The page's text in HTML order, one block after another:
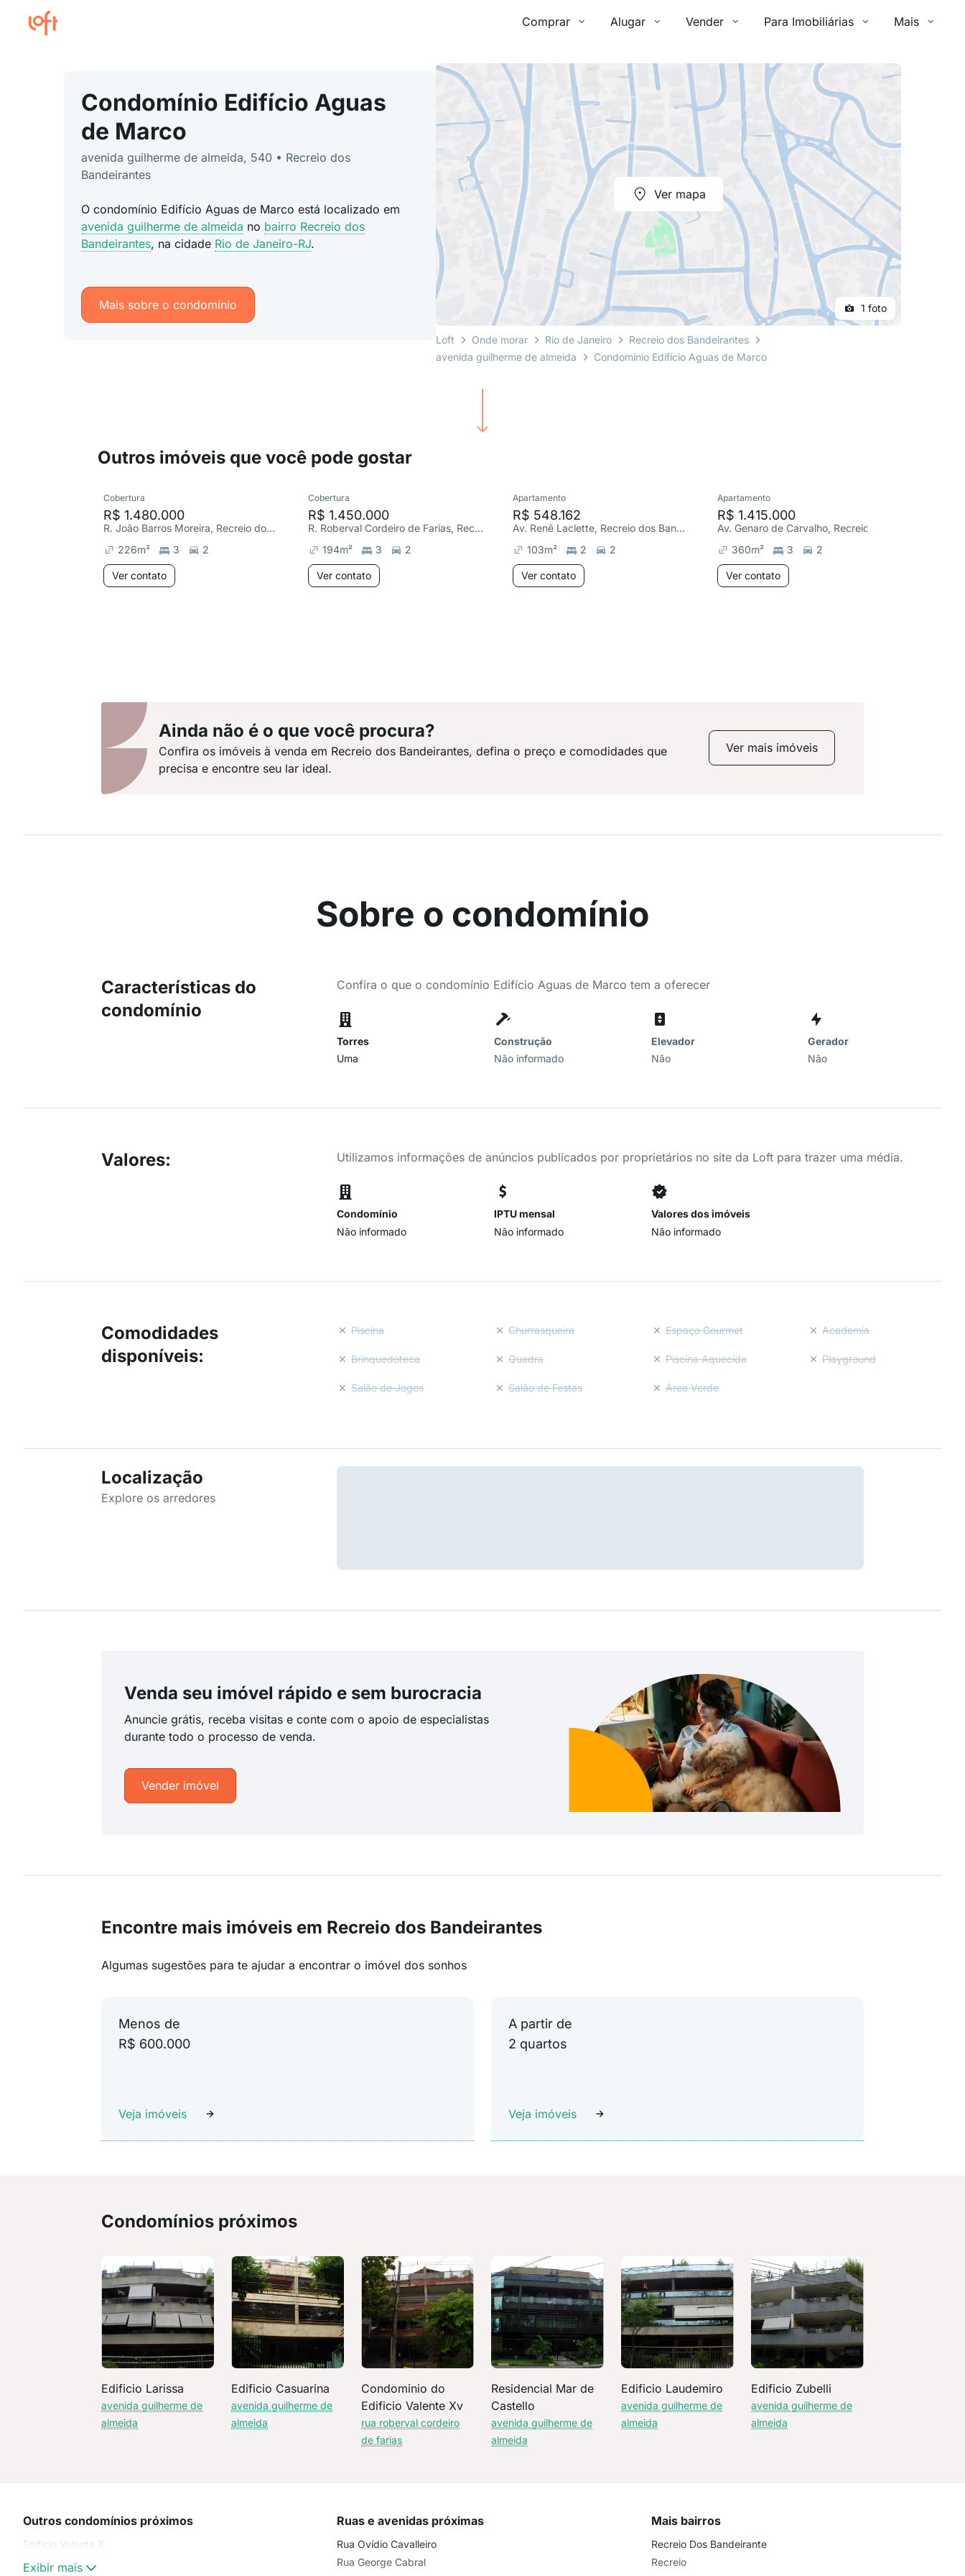
Comprar Alugar Vender Para Imobiliárias Mais
Condomínio Edifício Aguas
de Marco
avenida guilherme de almeida, 540 • Recreio dos
Bandeirantes
O condomínio Edifício Aguas de Marco está localizado em
avenida guilherme de almeida no bairro Recreio dos
Bandeirantes, na cidade Rio de Janeiro-RJ.
Mais sobre o condomínio
Ver mapa
1 foto
Loft Onde morar Rio de Janeiro
Recreio dos Bandeirantes
avenida guilherme de almeida
Condomínio Edifício Aguas de Marco
Outros imóveis que você pode gostar
Cobertura
R$ 1.480.000
R. João Barros Moreira, Recreio dos Bandeirantes
226m² 3 2
Ver contato
Cobertura
R$ 1.450.000
R. Roberval Cordeiro de Farias, Recreio dos Bandeirantes
194m² 3 2
Ver contato
Apartamento
R$ 548.162
Av. Renê Laclette, Recreio dos Bandeirantes
103m² 2 2
Ver contato
Apartamento
R$ 1.415.000
360m² 3 2
Ver contato
Ainda não é o que você procura?
Confira os imóveis à venda em Recreio dos Bandeirantes, defina o preço e comodidades que
precisa e encontre seu lar ideal.
Ver mais imóveis
Sobre o condomínio
Características do
condomínio
Confira o que o condomínio Edifício Aguas de Marco tem a oferecer
Torres
Uma
Construção
Não informado
Elevador
Não
Gerador
Não
Valores: Utilizamos informações de anúncios publicados por proprietários no site da Loft para trazer uma média.
Condomínio
Não informado
IPTU mensal
Não informado
Valores dos imóveis
Não informado
Comodidades
disponíveis:
Piscina Churrasqueira Espaço Gourmet Academia
Brinquedoteca Quadra Piscina Aquecida Playground
Salão de Jogos Salão de Festas Área Verde
Localização
Explore os arredores
Venda seu imóvel rápido e sem burocracia
Anuncie grátis, receba visitas e conte com o apoio de especialistas
durante todo o processo de venda.
Vender imóvel
Encontre mais imóveis em Recreio dos Bandeirantes
Algumas sugestões para te ajudar a encontrar o imóvel dos sonhos
Menos de
R$ 600.000
Veja imóveis
A partir de
2 quartos
Veja imóveis
Condomínios próximos
Edificio Larissa
avenida guilherme de
almeida
Edificio Casuarina
avenida guilherme de
almeida
Condominio do
Edificio Valente Xv
rua roberval cordeiro
de farias
Residencial Mar de
Castello
avenida guilherme de
almeida
Edificio Laudemiro
avenida guilherme de
almeida
Edificio Zubelli
avenida guilherme de
almeida
Outros condomínios próximos
Edificio Valente X
Exibir mais
Ruas e avenidas próximas
Rua Ovídio Cavalleiro
Rua George Cabral
Mais bairros
Recreio Dos Bandeirante
Recreio